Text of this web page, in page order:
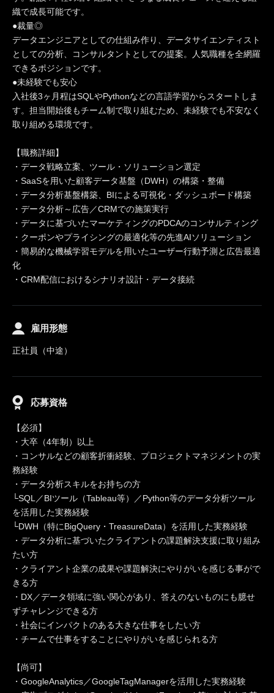
織で成長可能です。
●裁量◎
データエンジニアとしての仕組み作り、データサイエンティスト
としての分析、コンサルタントとしての提案。人気職種を全網羅
できるポジションです。
●未経験でも安心
入社後3ヶ月程はSQLやPythonなどの言語学習からスタートしま
す。担当開始後もチーム制で取り組むため、未経験でも不安なく
取り組める環境です。
【職務詳細】
・データ戦略立案、ツール・ソリューション選定
・SaaSを用いた顧客データ基盤（DWH）の構築・整備
・データ分析基盤構築、BIによる可視化・ダッシュボード構築
・データ分析～広告／CRMでの施策実行
・データに基づいたマーケティングのPDCAのコンサルティング
・クーポンやプライシングの最適化等の先進AIソリューション
・簡易的な機械学習モデルを用いたユーザー行動予測と広告最適
化
・CRM配信におけるシナリオ設計・データ接続
雇用形態
正社員（中途）
応募資格
【必須】
・大卒（4年制）以上
・コンサルなどの顧客折衝経験、プロジェクトマネジメントの実
務経験
・データ分析スキルをお持ちの方
└SQL／BIツール（Tableau等）／Python等のデータ分析ツール
を活用した実務経験
└DWH（特にBigQuery・TreasureData）を活用した実務経験
・データ分析に基づいたクライアントの課題解決支援に取り組み
たい方
・クライアント企業の成果や課題解決にやりがいを感じる事がで
きる方
・DX／データ領域に強い関心があり、答えのないものにも臆せ
ずチャレンジできる方
・社会にインパクトのある大きな仕事をしたい方
・チームで仕事をすることにやりがいを感じられる方
【尚可】
・GoogleAnalytics／GoogleTagManagerを活用した実務経験